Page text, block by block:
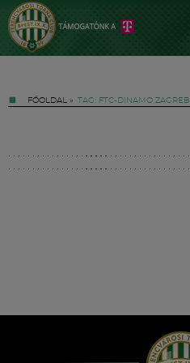
FŐOLDAL » TAG: FTC-DINAMO ZAGREB
Hírek